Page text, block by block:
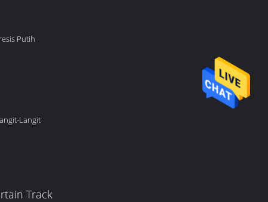
Putih
Langit
Track